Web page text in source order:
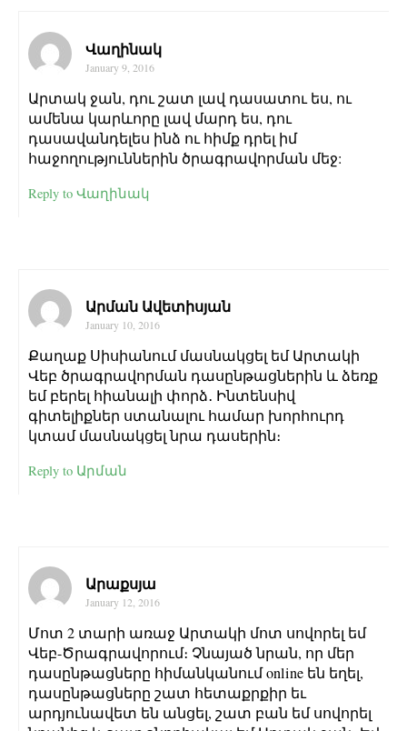
Վաղինակ
January 9, 2016
Արտակ ջան, դու շատ լավ դասատու ես, ու
ամենա կարևորը լավ մարդ ես, դու
դասավանդելես ինձ ու հիմք դրել իմ
հաջողություններին ծրագրավորման մեջ:
Reply to Վաղինակ
Արման Ավետիսյան
January 10, 2016
Քաղաք Սիսիանում մասնակցել եմ Արտակի
Վեբ ծրագրավորման դասընթացներին և ձեռք
եմ բերել հիանալի փորձ․ Ինտենսիվ
գիտելիքներ ստանալու համար խորհուրդ
կտամ մասնակցել նրա դասերին։
Reply to Արման
Արաքսյա
January 12, 2016
Մոտ 2 տարի առաջ Արտակի մոտ սովորել եմ
Վեբ-Ծրագրավորում։ Չնայած նրան, որ մեր
դասընթացները հիմանկանում online են եղել,
դասընթացները շատ հետաքրքիր եւ
արդյունավետ են անցել, շատ բան եմ սովորել